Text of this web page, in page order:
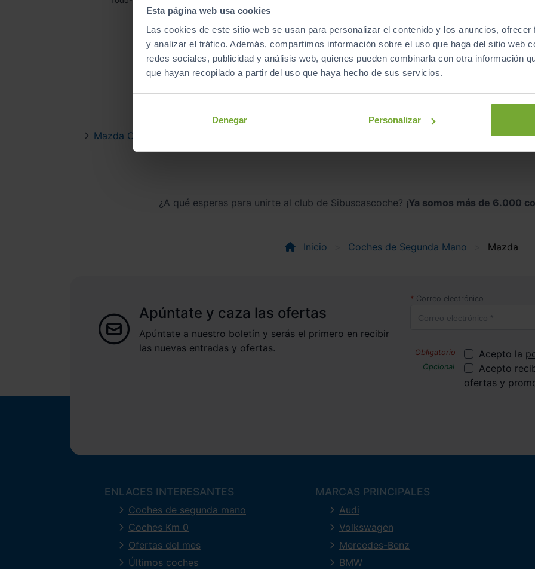
Esta página web usa cookies
Las cookies de este sitio web se usan para personalizar el contenido y los anuncios,
y analizar el tráfico. Además, compartimos información sobre el uso que haga del sitio web
redes sociales, publicidad y análisis web, quienes pueden combinarla con otra información
que hayan recopilado a partir del uso que haya hecho de sus servicios.
Denegar Personalizar
MAZDA manual
que estás
Mazda Cx 3
¿A qué esperas para unirte al club de Sibuscascoche? ¡Ya somos más de 6.000
Inicio Coches de Segunda Mano Mazda
Apúntate y caza las ofertas
Apúntate a nuestro boletín y serás el primero en recibir
las nuevas entradas y ofertas.
Correo electrónico
Acepto la
Acepto
ofertas y
ENLACES INTERESANTES
Coches de segunda mano
Coches Km 0
Ofertas del mes
Últimos coches
MARCAS PRINCIPALES
Audi
Volkswagen
Mercedes-Benz
BMW